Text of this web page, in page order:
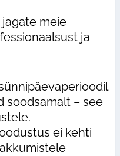
meie
ja
soodsamalt – see
ei kehti